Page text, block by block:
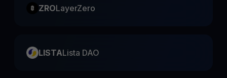
ZROLayerZero
LISTALista DAO